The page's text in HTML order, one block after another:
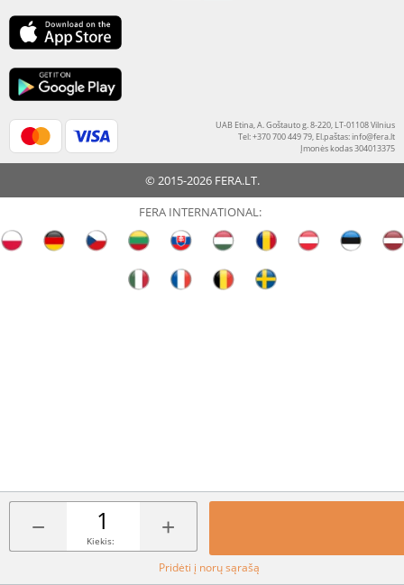
− +
Kiekis:
Pridėti į norų sąrašą
UAB Etina, A. Goštauto g. 8-220, LT-01108 Vilnius
Tel: +370 700 449 79, El.paštas:info@fera.lt
Įmonės kodas 304013375
© 2015-2026 FERA.LT.
FERA INTERNATIONAL: